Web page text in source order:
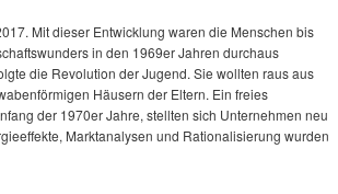
Mit dieser Entwicklung waren die Menschen bis
in den 1969er Jahren durchaus
die Revolution der Jugend. Sie wollten raus aus
Häusern der Eltern. Ein freies
der 1970er Jahre, stellten sich Unternehmen neu
Marktanalysen und Rationalisierung wurden